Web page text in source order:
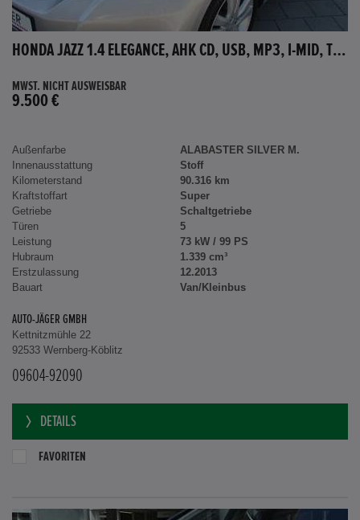
HONDA JAZZ 1.4 ELEGANCE, AHK CD, USB, MP3, I-MID, TEMPOMAT, AUX-IN
MWST. NICHT AUSWEISBAR
9.500 €
Außenfarbe
ALABASTER SILVER M.
Innenausstattung
Stoff
Kilometerstand
90.316 km
Kraftstoffart
Super
Getriebe
Schaltgetriebe
Türen
5
Leistung
73 kW / 99 PS
Hubraum
1.339 cm³
Erstzulassung
12.2013
Bauart
Van/Kleinbus
AUTO-JÄGER GMBH
Kettnitzmühle 22
92533 Wernberg-Köblitz
09604-92090
DETAILS
FAVORITEN